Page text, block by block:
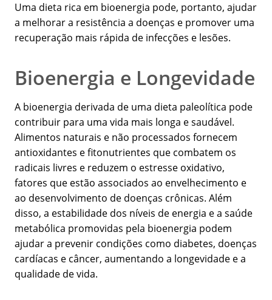
Uma dieta rica em bioenergia pode, portanto, ajudar
a melhorar a resistência a doenças e promover uma
recuperação mais rápida de infecções e lesões.
Bioenergia e Longevidade
A bioenergia derivada de uma dieta paleolítica pode
contribuir para uma vida mais longa e saudável.
Alimentos naturais e não processados fornecem
antioxidantes e fitonutrientes que combatem os
radicais livres e reduzem o estresse oxidativo,
fatores que estão associados ao envelhecimento e
ao desenvolvimento de doenças crônicas. Além
disso, a estabilidade dos níveis de energia e a saúde
metabólica promovidas pela bioenergia podem
ajudar a prevenir condições como diabetes, doenças
cardíacas e câncer, aumentando a longevidade e a
qualidade de vida.